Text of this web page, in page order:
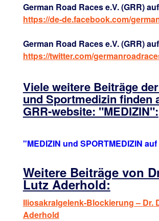
German Road Races e.V. (GRR)
https://de-de.facebook.com/
German Road Races e.V. (GRR)
https://twitter.com/
Viele weitere Beiträge
und Sportmedizin finden
GRR-website: "MEDIZIN":
"MEDIZIN und SPORTMEDIZIN
Weitere Beiträge von
Lutz Aderhold:
Iliosakralgelenk-Blockierung – Dr.
Aderhold